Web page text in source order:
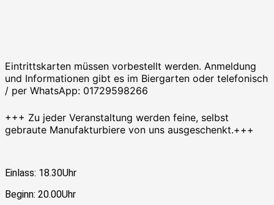
Eintrittskarten müssen vorbestellt werden. Anmeldung
und Informationen gibt es im Biergarten oder telefonisch
/ per WhatsApp: 01729598266
+++ Zu jeder Veranstaltung werden feine, selbst
gebraute Manufakturbiere von uns ausgeschenkt.+++
Einlass: 18.30Uhr
Beginn: 20.00Uhr